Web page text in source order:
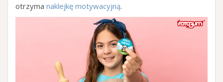
otrzyma naklejkę motywacyjną.